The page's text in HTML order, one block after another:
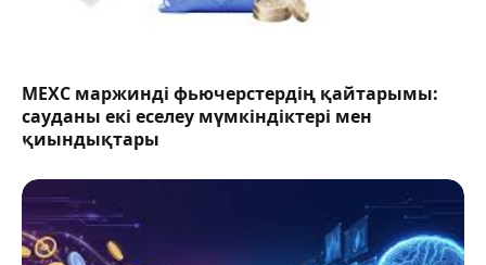
MEXC маржинді фьючерстердің қайтарымы:
сауданы екі еселеу мүмкіндіктері мен
қиындықтары